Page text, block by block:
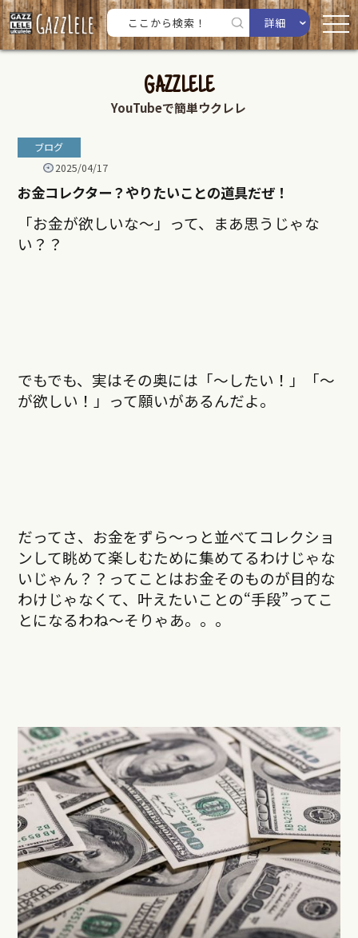
詳細
GAZZLELE
YouTubeで簡単ウクレレ
ブログ
2025/04/17
お金コレクター？やりたいことの道具だぜ！
「お金が欲しいな〜」って、まあ思うじゃな
い？？
でもでも、実はその奥には「〜したい！」「〜
が欲しい！」って願いがあるんだよ。
だってさ、お金をずら〜っと並べてコレクショ
ンして眺めて楽しむために集めてるわけじゃな
いじゃん？？ってことはお金そのものが目的な
わけじゃなくて、叶えたいことの“手段”ってこ
とになるわね〜そりゃあ。。。